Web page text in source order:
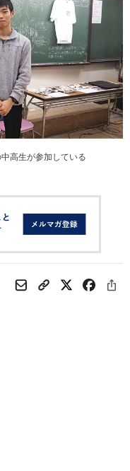
高生が参加している